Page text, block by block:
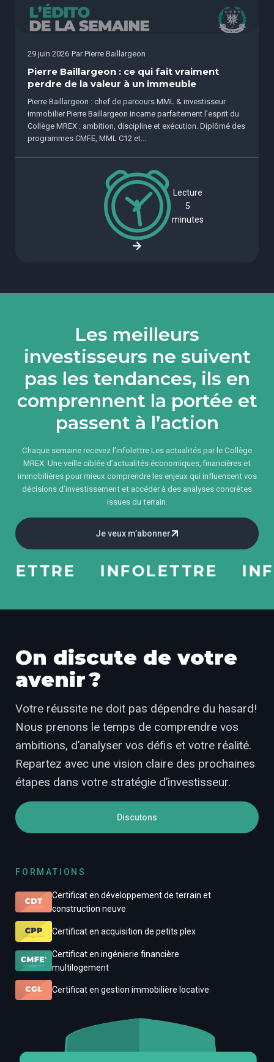
29 juin 2026 Par Pierre Baillargeon
Pierre Baillargeon : ce qui fait vraiment
perdre de la valeur à un immeuble
Pierre Baillargeon : chef de parcours MML & investisseur
immobilier Pierre Baillargeon incarne parfaitement l’esprit du
Collège MREX : ambition, discipline et exécution. Diplômé des
programmes CMFE, MML C12 et...
Lecture
5
minutes
Les meilleurs
investisseurs ne suivent
pas les tendances, ils en
comprennent la portée et
passent à l’action
Chaque semaine recevez l'infolettre Les actualités par le Collège
MREX. Une veille ciblée d’actualités économiques, financières et
immobilières pour mieux comprendre les enjeux qui influencent vos
décisions d’investissement et accéder à des analyses concrètes
issues du terrain.
Je veux m’abonner
INFOLETTRE
On discute de votre
avenir ?
Votre réussite ne doit pas dépendre du hasard!
Nous prenons le temps de comprendre vos
ambitions, d’analyser vos défis et votre réalité.
Repartez avec une vision claire des prochaines
étapes dans votre stratégie d’investisseur.
Discutons
FORMATIONS
Certificat en développement de terrain et
construction neuve
Certificat en acquisition de petits plex
Certificat en ingénierie financière
multilogement
Certificat en gestion immobilière locative